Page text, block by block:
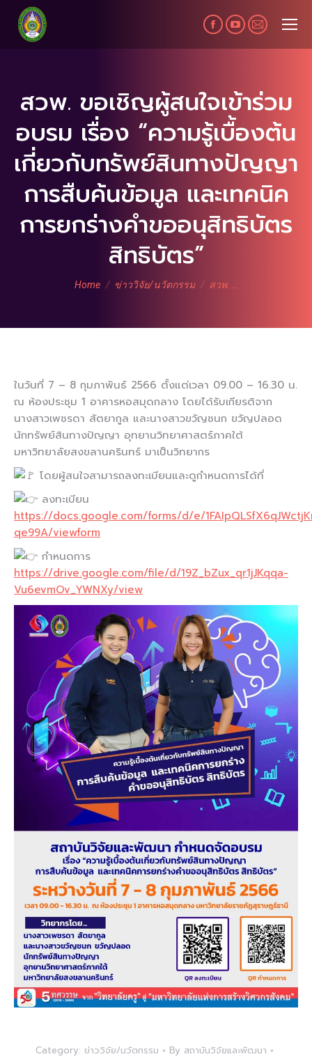
Facebook
page
new
window
YouTube
page
in
new
window
Mail
page
in
new
window
สวพ. ขอเชิญผู้สนใจเข้าร่วม
อบรม เรื่อง “ความรู้เบื้องต้น
เกี่ยวกับทรัพย์สินทางปัญญา
การสืบค้นข้อมูล และเทคนิค
การยกร่างคำขออนุสิทธิบัตร
สิทธิบัตร”
You are here:
Home ข่าววิจัย/นวัตกรรม สวพ. …
ในวันที่ 7 – 8 กุมภาพันธ์ 2566 ตั้งแต่เวลา 09.00 – 16.30 น.
ณ ห้องประชุม 1 อาคารหอสมุดกลาง โดยได้รับเกียรติจาก
นางสาวเพชรดา สัตยากูล และนางสาวขวัญชนก ขวัญปลอด
นักทรัพย์สินทางปัญญา อุทยานวิทยาศาสตร์ภาคใต้
มหาวิทยาลัยสงขลานครินทร์ มาเป็นวิทยากร
โดยผู้สนใจสามารถลงทะเบียนและดูกำหนดการได้ที่
ลงทะเบียน
https://docs.google.com/forms/d/e/
qe99A/viewform
กำหนดการ
https://drive.google.com/file/d/19Z_bZux_qr1jJKqqa-
Vu6evmOv_YWNXy/view
Category: ข่าววิจัย/นวัตกรรม By สถาบันวิจัยและพัฒนา